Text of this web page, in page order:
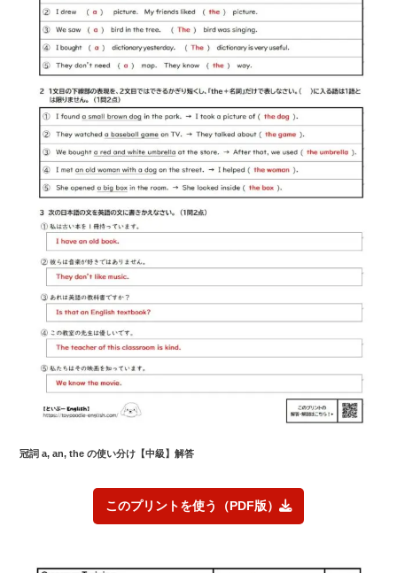
冠詞 a, an, the の使い分け 【中級】解答
このプリントを使う（PDF版）